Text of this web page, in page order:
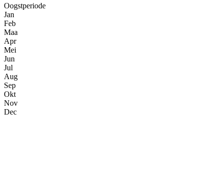
Oogstperiode
Jan
Feb
Maa
Apr
Mei
Jun
Jul
Aug
Sep
Okt
Nov
Dec